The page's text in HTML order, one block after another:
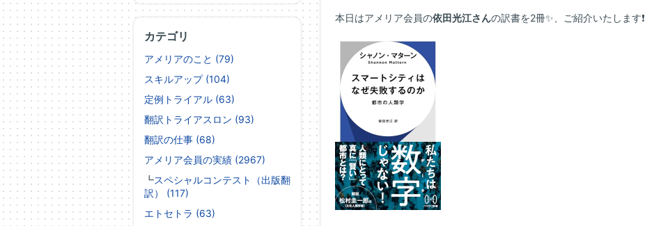
本日はアメリア会員の依田光江さんの訳書を2冊✨、ご紹介いたします❗
カテゴリ
アメリアのこと (79)
スキルアップ (104)
定例トライアル (63)
翻訳トライアスロン (93)
翻訳の仕事 (68)
アメリア会員の実績 (2967)
┗スペシャルコンテスト（出版翻
訳） (117)
エトセトラ (63)